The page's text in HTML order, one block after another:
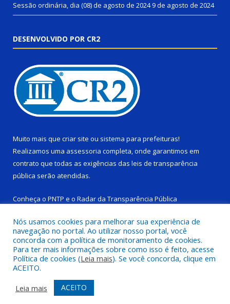
Sessão ordinária, dia (08) de agosto de 20249 de agosto de 2024
DESENVOLVIDO POR CR2
Muito mais que criar site ou sistema para prefeituras!
Realizamos uma assessoria completa, onde garantimos em
contrato que todas as exigências das leis de transparência
pública serão atendidas.
Conheça o PNTP e o Radar da Transparência Pública
Todos os direitos reservados a Câmara Municipal de Ponta de
Pedras.
Mapa do Site
Acessar Área Administrativa
Acessar Webmail
Nós usamos cookies para melhorar sua experiência de
navegação no portal. Ao utilizar nosso portal, você
concorda com a política de monitoramento de cookies.
Para ter mais informações sobre como isso é feito, acesse
Política de cookies (Leia mais). Se você concorda, clique em
ACEITO.
Leia mais
ACEITO